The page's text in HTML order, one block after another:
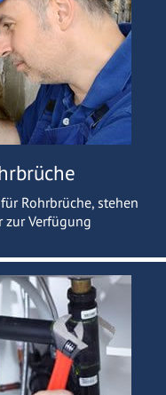
Rohrbrüche, stehen
Verfügung